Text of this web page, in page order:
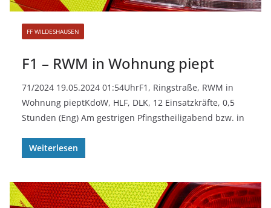
FF WILDESHAUSEN
F1 – RWM in Wohnung piept
71/2024 19.05.2024 01:54UhrF1, Ringstraße, RWM in
Wohnung pieptKdoW, HLF, DLK, 12 Einsatzkräfte, 0,5
Stunden (Eng) Am gestrigen Pfingstheiligabend bzw. in
Weiterlesen